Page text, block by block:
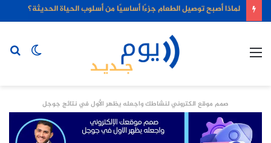
لماذا أصبح توصيل الطعام جزءًا أساسيًا من أسلوب الحياة الحديثة؟
الوضع
صمم موقع الكتروني لنشاطك واجعله يظهر الأول في نتائج جوجل